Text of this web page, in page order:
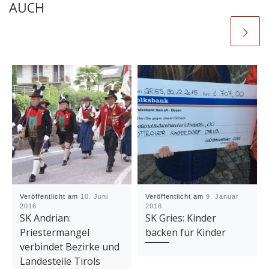
AUCH
Veröffentlicht am 10. Juni
2016
SK Andrian:
Priestermangel
verbindet Bezirke und
Landesteile Tirols
Veröffentlicht am 9. Januar
2016
SK Gries: Kinder
backen für Kinder